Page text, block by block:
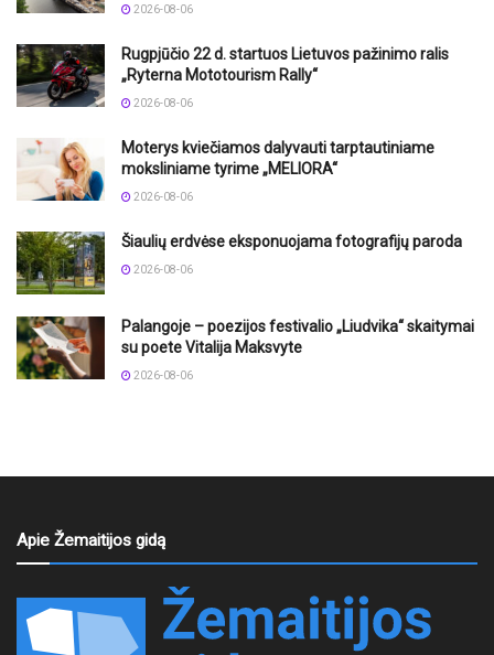
2026-08-06
Rugpjūčio 22 d. startuos Lietuvos pažinimo ralis
„Ryterna Mototourism Rally“
2026-08-06
Moterys kviečiamos dalyvauti tarptautiniame
moksliniame tyrime „MELIORA“
2026-08-06
Šiaulių erdvėse eksponuojama fotografijų paroda
2026-08-06
Palangoje – poezijos festivalio „Liudvika“ skaitymai
su poete Vitalija Maksvyte
2026-08-06
Apie Žemaitijos gidą